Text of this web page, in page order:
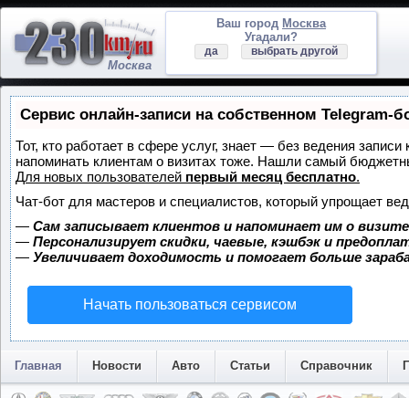
Москва
Ваш город Москва
Угадали?
да выбрать другой
Сервис онлайн-записи на собственном Telegram-
Тот, кто работает в сфере услуг, знает — без ведения
напоминать клиентам о визитах тоже. Нашли самый
Для новых пользователей первый месяц бесплатно.
Чат-бот для мастеров и специалистов, который упрощает
— Сам записывает клиентов и напоминает им о
— Персонализирует скидки, чаевые, кэшбэк и
— Увеличивает доходимость и помогает больше
Начать пользоваться сервисом
Главная Новости Авто Статьи Справочник